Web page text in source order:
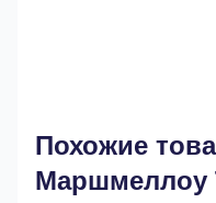
Похожие
Маршмеллоу